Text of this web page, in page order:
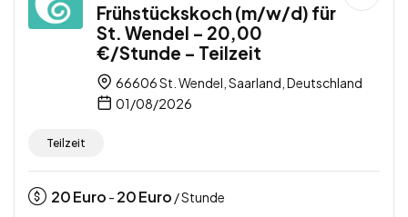
Frühstückskoch (m/w/d) für
St. Wendel – 20,00
€/Stunde – Teilzeit
66606 St. Wendel, Saarland, Deutschland
01/08/2026
Teilzeit
20Euro - 20Euro / Stunde